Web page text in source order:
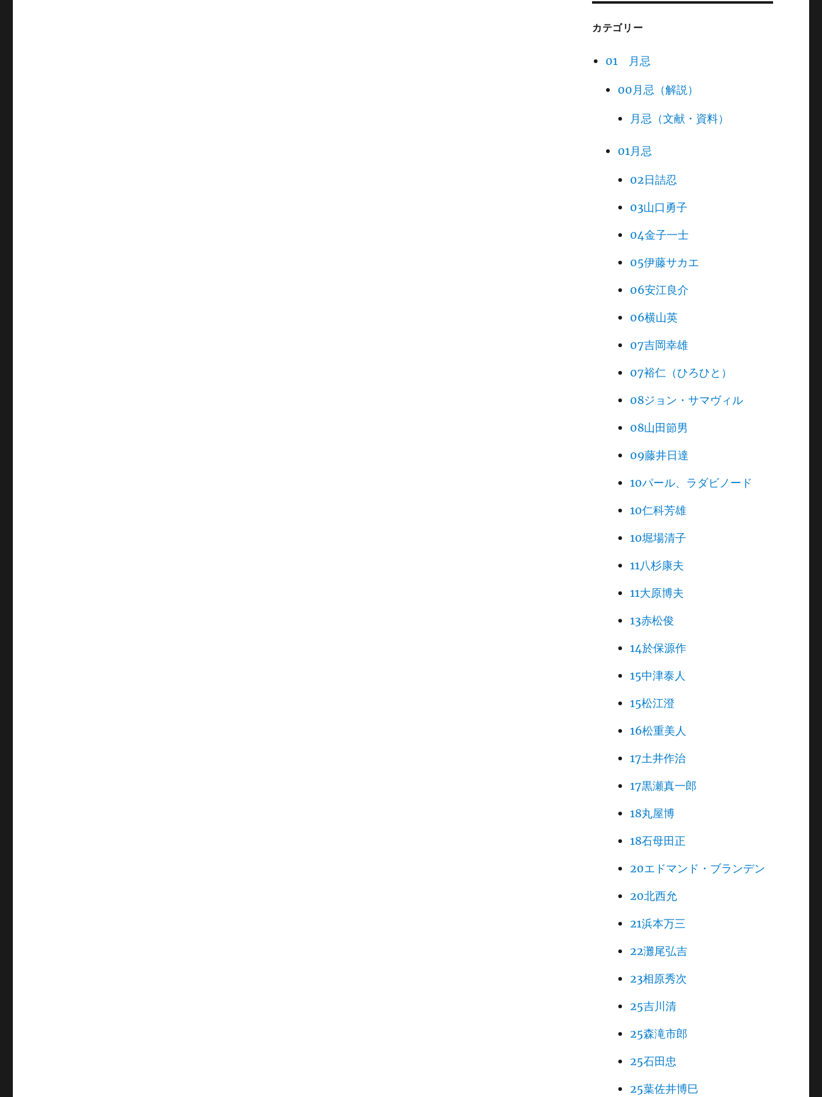
カテゴリー
01 月忌
00月忌（解説）
月忌（文献・資料）
01月忌
02日詰忍
03山口勇子
04金子一士
05伊藤サカエ
06安江良介
06横山英
07吉岡幸雄
07裕仁（ひろひと）
08ジョン・サマヴィル
08山田節男
09藤井日達
10パール、ラダビノード
10仁科芳雄
10堀場清子
11八杉康夫
11大原博夫
13赤松俊
14於保源作
15中津泰人
15松江澄
16松重美人
17土井作治
17黒瀬真一郎
18丸屋博
18石母田正
20エドマンド・ブランデン
20北西允
21浜本万三
22灘尾弘吉
23相原秀次
25吉川清
25森滝市郎
25石田忠
25葉佐井博巳